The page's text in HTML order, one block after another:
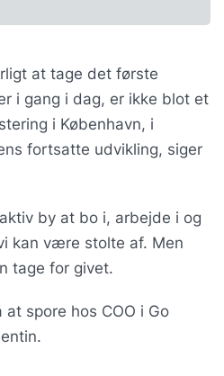
at tage det første
i gang i dag, er ikke blot et
i København, i
fortsatte udvikling, siger
by at bo i, arbejde i og
kan være stolte af. Men
tage for givet.
spore hos COO i Go